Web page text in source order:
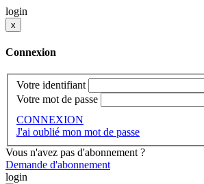
login
x
Connexion
Votre identifiant
Votre mot de passe
CONNEXION
J'ai oublié mon mot de passe
Vous n'avez pas d'abonnement ?
Demande d'abonnement
login